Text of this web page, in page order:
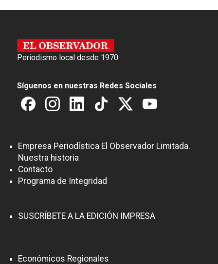
Periodismo local desde 1970.
Síguenos en nuestras Redes Sociales
Empresa Periodística El Observador Limitada.
Nuestra historia
Contacto
Programa de Integridad
SUSCRÍBETE A LA EDICIÓN IMPRESA
Económicos Regionales